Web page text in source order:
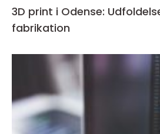
3D print i Odense:
fabrikation